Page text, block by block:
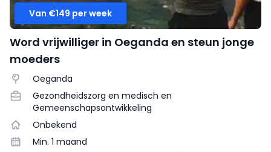
Van €149 per week
Word vrijwilliger in Oeganda en steun jonge
moeders
Oeganda
Gezondheidszorg en medisch en
Gemeenschapsontwikkeling
Onbekend
Min. 1 maand